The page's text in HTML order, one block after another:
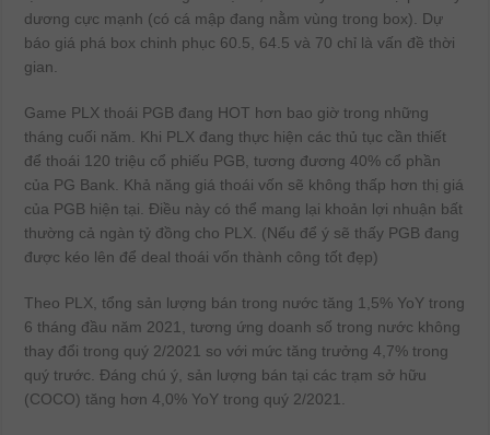
dương cực mạnh (có cá mập đang nằm vùng trong box). Dự
báo giá phá box chinh phục 60.5, 64.5 và 70 chỉ là vấn đề thời
gian.
Game PLX thoái PGB đang HOT hơn bao giờ trong những
tháng cuối năm. Khi PLX đang thực hiện các thủ tục cần thiết
để thoái 120 triệu cổ phiếu PGB, tương đương 40% cổ phần
của PG Bank. Khả năng giá thoái vốn sẽ không thấp hơn thị giá
của PGB hiện tại. Điều này có thể mang lại khoản lợi nhuận bất
thường cả ngàn tỷ đồng cho PLX. (Nếu để ý sẽ thấy PGB đang
được kéo lên để deal thoái vốn thành công tốt đẹp)
Theo PLX, tổng sản lượng bán trong nước tăng 1,5% YoY trong
6 tháng đầu năm 2021, tương ứng doanh số trong nước không
thay đổi trong quý 2/2021 so với mức tăng trưởng 4,7% trong
quý trước. Đáng chú ý, sản lượng bán tại các trạm sở hữu
(COCO) tăng hơn 4,0% YoY trong quý 2/2021.